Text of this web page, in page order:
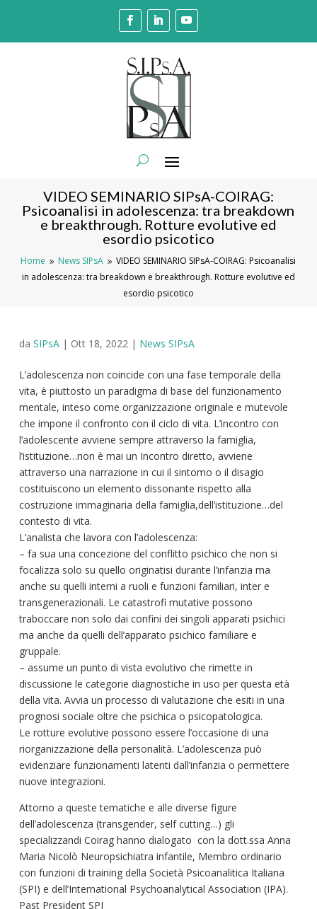
VIDEO SEMINARIO SIPsA-COIRAG:
Psicoanalisi in adolescenza: tra breakdown
e breakthrough. Rotture evolutive ed
esordio psicotico
Home 9 News SIPsA 9 VIDEO SEMINARIO SIPsA-COIRAG: Psicoanalisi
in adolescenza: tra breakdown e breakthrough. Rotture evolutive ed
esordio psicotico
da SIPsA| Ott 18, 2022| News SIPsA
L’adolescenza non coincide con una fase temporale della
vita, è piuttosto un paradigma di base del funzionamento
mentale, inteso come organizzazione originale e mutevole
che impone il confronto con il ciclo di vita. L’incontro con
l’adolescente avviene sempre attraverso la famiglia,
l’istituzione…non è mai un Incontro diretto, avviene
attraverso una narrazione in cui il sintomo o il disagio
costituiscono un elemento dissonante rispetto alla
costruzione immaginaria della famiglia,dell’istituzione…del
contesto di vita.
L’analista che lavora con l’adolescenza:
– fa sua una concezione del conflitto psichico che non si
focalizza solo su quello originatisi durante l’infanzia ma
anche su quelli interni a ruoli e funzioni familiari, inter e
transgenerazionali. Le catastrofi mutative possono
traboccare non solo dai confini dei singoli apparati psichici
ma anche da quelli dell’apparato psichico familiare e
gruppale.
– assume un punto di vista evolutivo che rimette in
discussione le categorie diagnostiche in uso per questa età
della vita. Avvia un processo di valutazione che esiti in una
prognosi sociale oltre che psichica o psicopatologica.
Le rotture evolutive possono essere l’occasione di una
riorganizzazione della personalità. L’adolescenza può
evidenziare funzionamenti latenti dall’infanzia o permettere
nuove integrazioni.
Attorno a queste tematiche e alle diverse figure
dell’adolescenza (transgender, self cutting…) gli
specializzandi Coirag hanno dialogato con la dott.ssa Anna
Maria Nicolò Neuropsichiatra infantile, Membro ordinario
con funzioni di training della Società Psicoanalitica Italiana
(SPI) e dell’International Psychoanalytical Association (IPA).
Past President SPI